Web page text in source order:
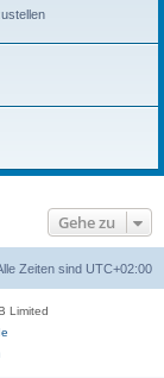
Gehe zu
Zeiten sind UTC+02:00
Limited